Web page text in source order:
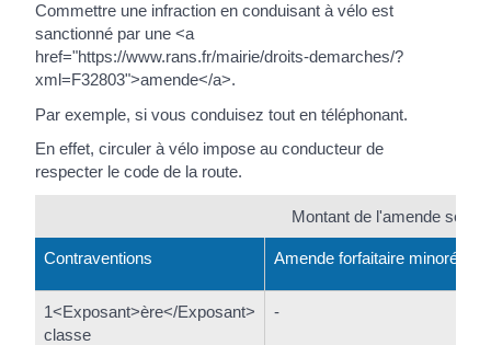
Commettre une infraction en conduisant à vélo est
sanctionné par une <a
href="https://www.rans.fr/mairie/droits-demarches/?
xml=F32803">amende</a>.
Par exemple, si vous conduisez tout en téléphonant.
En effet, circuler à vélo impose au conducteur de
respecter le code de la route.
Montant de l'amende
Contraventions Amende forfaitaire minorée
1<Exposant>ère</Exposant>
classe
-